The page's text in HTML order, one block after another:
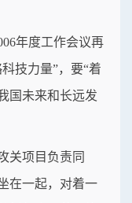
年度工作会议再
技力量”，要“着
国未来和长远发
关项目负责同
在一起，对着一